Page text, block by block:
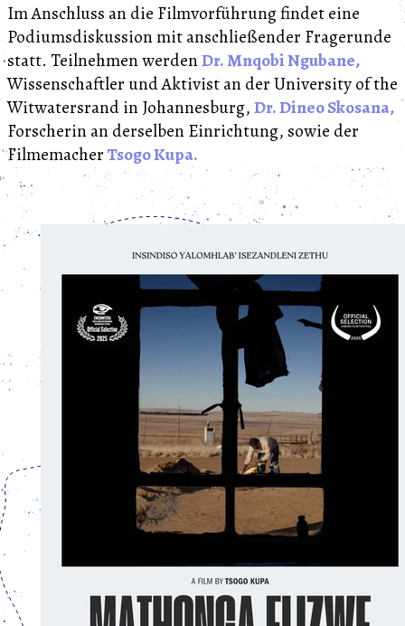
Im Anschluss an die Filmvorführung findet eine
Podiumsdiskussion mit anschließender Fragerunde
statt. Teilnehmen werdenDr. Mnqobi Ngubane,
Wissenschaftler und Aktivist an der University of the
Witwatersrand in Johannesburg,Dr. Dineo Skosana,
Forscherin an derselben Einrichtung, sowie der
FilmemacherTsogo Kupa.